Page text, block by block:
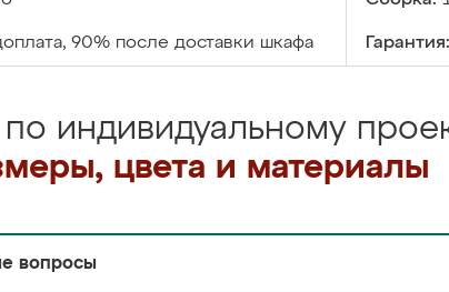
90% после доставки шкафа Гарантия:
индивидуальному
цвета и материалы
вопросы